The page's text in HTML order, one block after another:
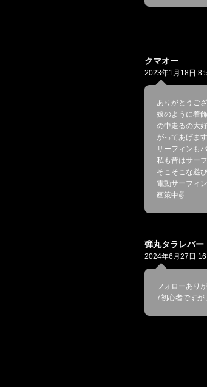
クマオー
2023年1月18日
ありがとうご
娘のように着
の中走るの大
がってあげます
サーフィンも
私も昔はサー
そこそこな遊
電動サーフィ
画策中✌️
弾丸タラレバー
2024年6月27日
フォローあり
7初心者ですが